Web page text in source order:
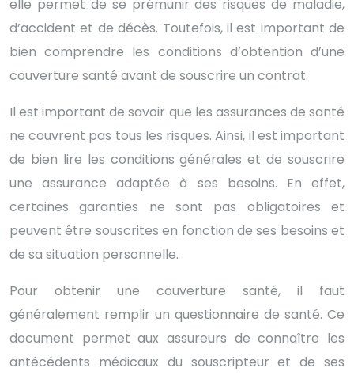
elle permet de se prémunir des risques de maladie,
d’accident et de décès. Toutefois, il est important de
bien comprendre les conditions d’obtention d’une
couverture santé avant de souscrire un contrat.
Il est important de savoir que les assurances de santé
ne couvrent pas tous les risques. Ainsi, il est important
de bien lire les conditions générales et de souscrire
une assurance adaptée à ses besoins. En effet,
certaines garanties ne sont pas obligatoires et
peuvent être souscrites en fonction de ses besoins et
de sa situation personnelle.
Pour obtenir une couverture santé, il faut
généralement remplir un questionnaire de santé. Ce
document permet aux assureurs de connaître les
antécédents médicaux du souscripteur et de ses